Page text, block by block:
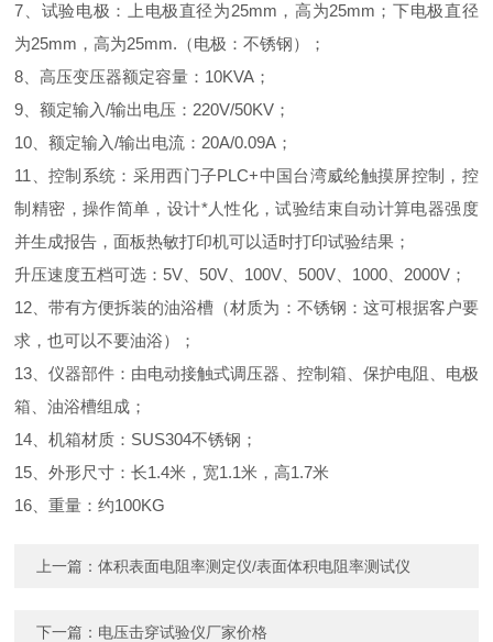
7、试验电极：上电极直径为25mm，高为25mm；下电极直径
为25mm，高为25mm.（电极：不锈钢）；
8、高压变压器额定容量：10KVA；
9、额定输入/输出电压：220V/50KV；
10、额定输入/输出电流：20A/0.09A；
11、控制系统：采用西门子PLC+中国台湾威纶触摸屏控制，控
制精密，操作简单，设计*人性化，试验结束自动计算电器强度
并生成报告，面板热敏打印机可以适时打印试验结果；
升压速度五档可选：5V、50V、100V、500V、1000、2000V；
12、带有方便拆装的油浴槽（材质为：不锈钢：这可根据客户要
求，也可以不要油浴）；
13、仪器部件：由电动接触式调压器、控制箱、保护电阻、电极
箱、油浴槽组成；
14、机箱材质：SUS304不锈钢；
15、外形尺寸：长1.4米，宽1.1米，高1.7米
16、重量：约100KG
上一篇：体积表面电阻率测定仪/表面体积电阻率测试仪
下一篇： 电压击穿试验仪厂家价格